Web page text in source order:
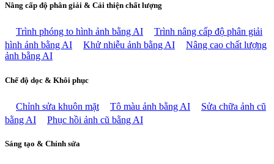
Nâng cấp độ phân giải & Cải thiện chất lượng
Trình phóng to hình ảnh bằng AI
Trình nâng cấp độ phân giải
hình ảnh bằng AI
Khử nhiễu ảnh bằng AI
Nâng cao chất lượng
ảnh bằng AI
Chế độ dọc & Khôi phục
Chỉnh sửa khuôn mặt Tô màu ảnh bằng AI
Sửa chữa ảnh cũ
bằng AI
Phục hồi ảnh cũ bằng AI
Sáng tạo & Chỉnh sửa